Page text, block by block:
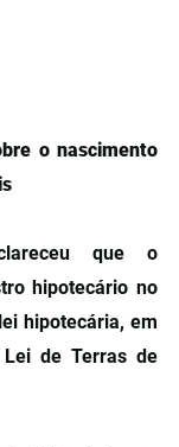
o nascimento
que o
hipotecário no
hipotecária, em
de Terras de